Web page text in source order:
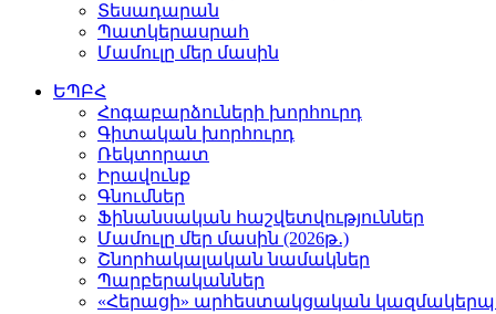
Տեսադարան
Պատկերասրահ
Մամուլը մեր մասին
ԵՊԲՀ
Հոգաբարձուների խորհուրդ
Գիտական խորհուրդ
Ռեկտորատ
Իրավունք
Գնումներ
Ֆինանսական հաշվետվություններ
Մամուլը մեր մասին (2026թ․)
Շնորհակալական նամակներ
Պարբերականներ
«Հերացի» արհեստակցական